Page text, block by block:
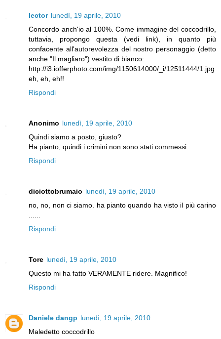
lector lunedì, 19 aprile, 2010
Concordo anch'io al 100%. Come immagine del coccodrillo,
tuttavia, propongo questa (vedi link), in quanto più
confacente all'autorevolezza del nostro personaggio (detto
anche "Il magliaro") vestito di bianco:
http://i3.iofferphoto.com/img/1150614000/_i/12511444/1.jpg
eh, eh, eh!!
Rispondi
Anonimo lunedì, 19 aprile, 2010
Quindi siamo a posto, giusto?
Ha pianto, quindi i crimini non sono stati commessi.
Rispondi
diciottobrumaio lunedì, 19 aprile, 2010
no, no, non ci siamo. ha pianto quando ha visto il più carino
Rispondi
Tore lunedì, 19 aprile, 2010
Questo mi ha fatto VERAMENTE ridere. Magnifico!
Rispondi
Daniele dangp lunedì, 19 aprile, 2010
Maledetto coccodrillo